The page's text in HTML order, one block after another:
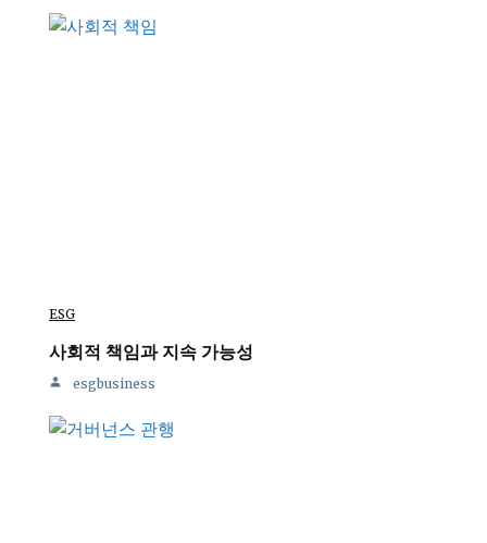
ESG
사회적 책임과 지속 가능성
esgbusiness